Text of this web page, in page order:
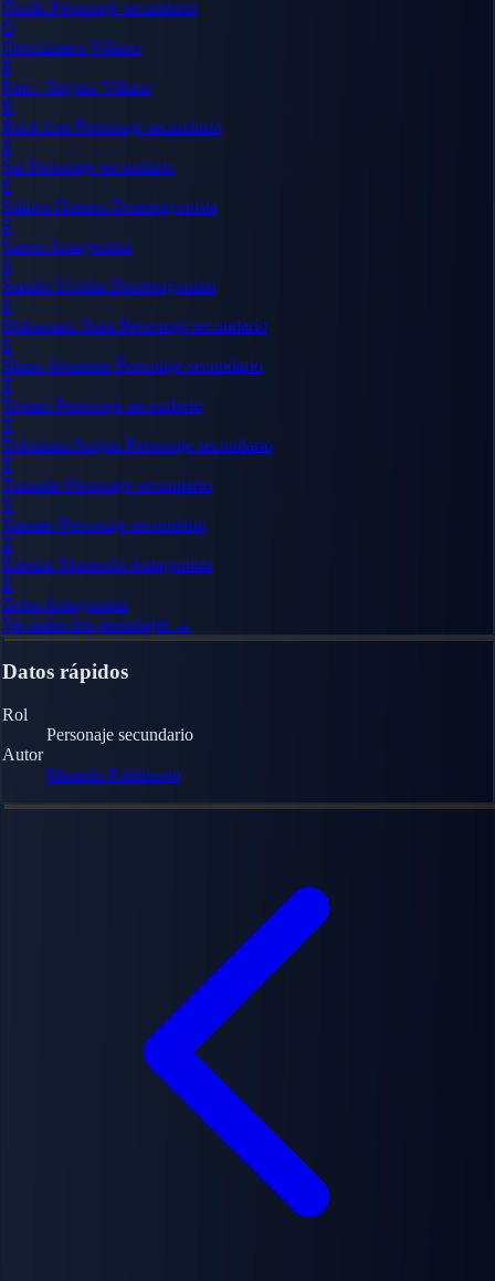
Ōnoki Personaje secundario
O
Orochimaru Villano
P
Pain / Nagato Villano
R
Rock Lee Personaje secundario
S
Sai Personaje secundario
S
Sakura Haruno Deuteragonista
S
Sasori Antagonista
S
Sasuke Uchiha Deuteragonista
S
Shikamaru Nara Personaje secundario
S
Shino Aburame Personaje secundario
T
Temari Personaje secundario
T
Tobirama Senjuu Personaje secundario
T
Tsunade Personaje secundario
Y
Yamato Personaje secundario
Z
Zabuza Momochi Antagonista
Z
Zetsu Antagonista
Ver todos los personajes →
Datos rápidos
Rol
Personaje secundario
Autor
Masashi Kishimoto